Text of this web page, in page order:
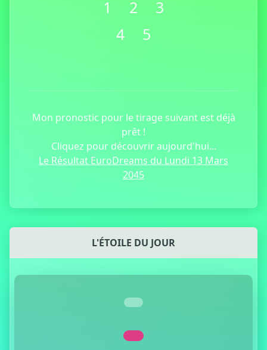
1 2
3
4
5
Mon pronostic pour le tirage suivant est déjà
prêt !
Cliquez pour découvrir aujourd'hui...
Le Résultat EuroDreams du Lundi 13 Mars
2045
L'ÉTOILE DU JOUR